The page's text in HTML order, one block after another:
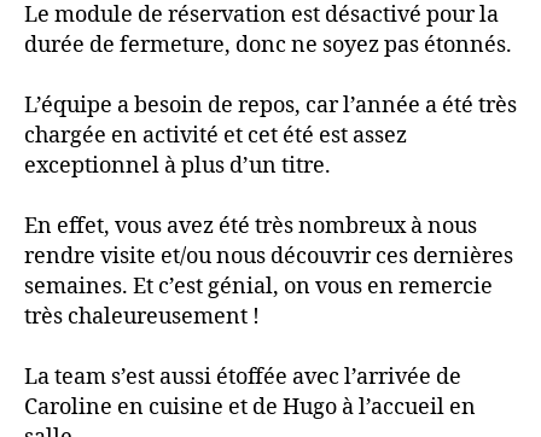
Le module de réservation est désactivé pour la
durée de fermeture, donc ne soyez pas étonnés.
L’équipe a besoin de repos, car l’année a été très
chargée en activité et cet été est assez
exceptionnel à plus d’un titre.
En effet, vous avez été très nombreux à nous
rendre visite et/ou nous découvrir ces dernières
semaines. Et c’est génial, on vous en remercie
très chaleureusement !
La team s’est aussi étoffée avec l’arrivée de
Caroline en cuisine et de Hugo à l’accueil en